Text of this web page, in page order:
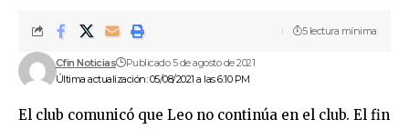
Última actualización: 05/08/2021 a las 6:10 PM
Cfin Noticias Publicado 5 de agosto de 2021
5 lectura mínima
El club comunicó que Leo no continúa en el club. El fin